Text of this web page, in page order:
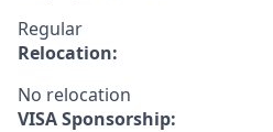
Regular
Relocation:
No relocation
VISA Sponsorship: